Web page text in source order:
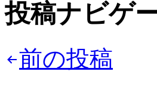
投稿ナビゲ
前の投稿